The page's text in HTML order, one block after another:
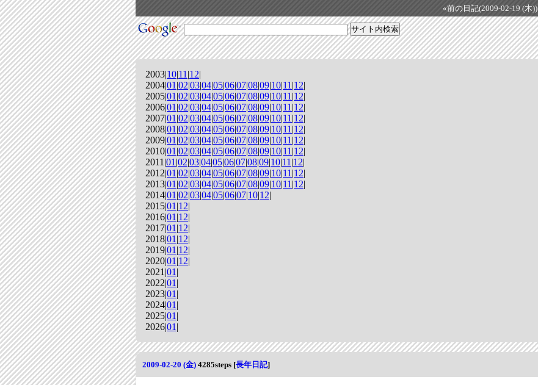
«前の日記(2009-02-19 (木))
2003|10|11 |12|
2004|01 |02|03|04|05|06|07|08|09|10|11 |12|
2005|01 |02|03|04|05|06|07|08|09|10|11 |12|
2006|01 |02|03|04|05|06|07|08|09|10|11 |12|
2007|01 |02|03|04|05|06|07|08|09|10|11 |12|
2008|01 |02|03|04|05|06|07|08|09|10|11 |12|
2009|01 |02|03|04|05|06|07|08|09|10|11 |12|
2010|01 |02|03|04|05|06|07|08|09|10|11 |12|
2011|01 |02|03|04|05|06|07|08|09|10|11 |12|
2012|01 |02|03|04|05|06|07|08|09|10|11 |12|
2013|01 |02|03|04|05|06|07|08|09|10|11 |12|
2014|01 |02|03|04|05|06|07|10|12|
2015|01 |12|
2016|01 |12|
2017|01 |12|
2018|01 |12|
2019|01 |12|
2020|01 |12|
2021|01 |
2022|01 |
2023|01 |
2024|01 |
2025|01 |
2026|01 |
2009-02-20 (金) 4285steps [長年日記]